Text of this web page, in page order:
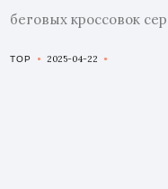
беговых кроссовок
TOP 2025-04-22